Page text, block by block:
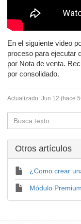
En el siguiente video
proceso para ejecutar
por Nota de venta.
por consolidado.
Actualizado: Jun 12 (hace
Otros artí­culos
¿Como crear
Módulo